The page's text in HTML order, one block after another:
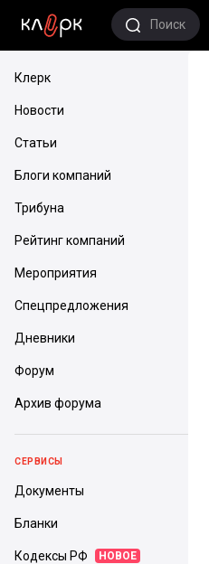
Поиск
Клерк
Новости
Статьи
Блоги компаний
Трибуна
Рейтинг компаний
Мероприятия
Спецпредложения
Дневники
Форум
Архив форума
СЕРВИСЫ
Документы
Бланки
Кодексы РФ НОВОЕ